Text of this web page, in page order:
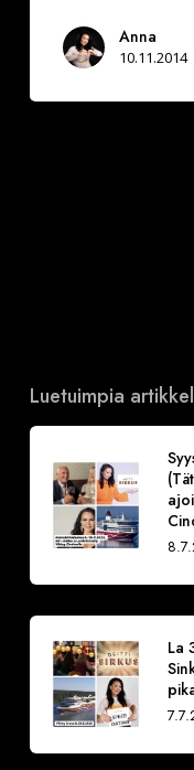
Anna
10.11.2014
Luetuimpia
La